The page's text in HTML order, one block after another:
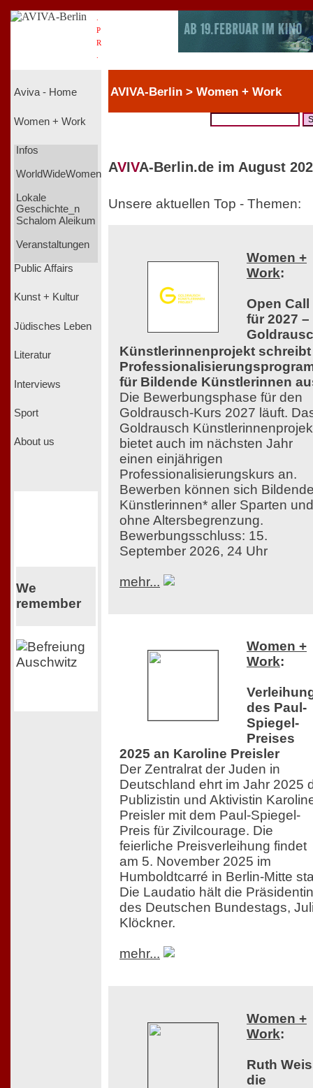
P
R
Aviva - Home
Women + Work
Infos
WorldWideWomen
Lokale
Geschichte_n
Schalom Aleikum
Veranstaltungen
Public Affairs
Kunst + Kultur
Jüdisches Leben
Literatur
Interviews
Sport
About us
We
remember
AVIVA-Berlin > Women + Work
AVIVA-Berlin.de im August
Unsere aktuellen Top - Themen:
Women +
Work:
Open Call
für 2027 –
Künstlerinnenprojekt schreibt
für Bildende Künstlerinnen
Die Bewerbungsphase für den
Goldrausch-Kurs 2027 läuft.
Goldrausch
bietet auch im nächsten Jahr
einen einjährigen
Professionalisierungskurs an.
Bewerben können sich
Künstlerinnen* aller Sparten und
ohne Altersbegrenzung.
Bewerbungsschluss: 15.
September 2026, 24 Uhr
mehr...
Women +
Work:
des Paul-
Spiegel-
Preises
2025 an Karoline Preisler
Der Zentralrat der Juden in
Deutschland ehrt im Jahr 2025
Publizistin und Aktivistin
Preisler mit dem Paul-Spiegel-
Preis für Zivilcourage. Die
feierliche Preisverleihung findet
am 5. November 2025 im
Humboldtcarré in Berlin-Mitte
Die Laudatio hält die Präsidentin
des Deutschen Bundestags,
Klöckner.
mehr...
Women +
Work:
Ruth
die